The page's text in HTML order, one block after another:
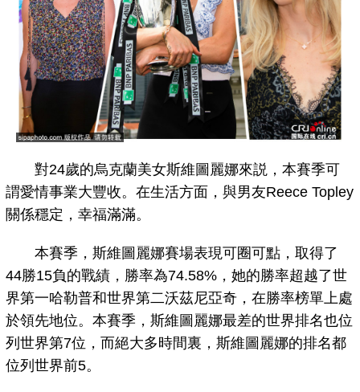
對24歲的烏克蘭美女斯維圖麗娜來説，本賽季可
謂愛情事業大豐收。在生活方面，與男友Reece Topley
關係穩定，幸福滿滿。
本賽季，斯維圖麗娜賽場表現可圈可點，取得了
44勝15負的戰績，勝率為74.58%，她的勝率超越了世
界第一哈勒普和世界第二沃茲尼亞奇，在勝率榜單上處
於領先地位。本賽季，斯維圖麗娜最差的世界排名也位
列世界第7位，而絕大多時間裏，斯維圖麗娜的排名都
位列世界前5。